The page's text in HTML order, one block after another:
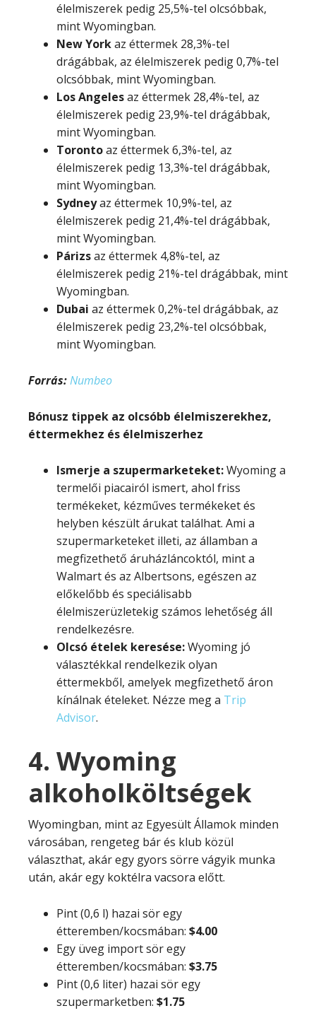
élelmiszerek pedig 25,5%-tel olcsóbbak,
mint Wyomingban.
New Yorkaz éttermek 28,3%-tel
drágábbak, az élelmiszerek pedig 0,7%-tel
olcsóbbak, mint Wyomingban.
Los Angelesaz éttermek 28,4%-tel, az
élelmiszerek pedig 23,9%-tel drágábbak,
mint Wyomingban.
Torontoaz éttermek 6,3%-tel, az
élelmiszerek pedig 13,3%-tel drágábbak,
mint Wyomingban.
Sydneyaz éttermek 10,9%-tel, az
élelmiszerek pedig 21,4%-tel drágábbak,
mint Wyomingban.
Párizsaz éttermek 4,8%-tel, az
élelmiszerek pedig 21%-tel drágábbak, mint
Wyomingban.
Dubai az éttermek 0,2%-tel drágábbak, az
élelmiszerek pedig 23,2%-tel olcsóbbak,
mint Wyomingban.
Forrás:Numbeo
Bónusz tippek az olcsóbb élelmiszerekhez,
éttermekhez és élelmiszerhez
Ismerje a szupermarketeket:Wyoming a
termelői piacairól ismert, ahol friss
termékeket, kézműves termékeket és
helyben készült árukat találhat. Ami a
szupermarketeket illeti, az államban a
megfizethető áruházláncoktól, mint a
Walmart és az Albertsons, egészen az
előkelőbb és speciálisabb
élelmiszerüzletekig számos lehetőség áll
rendelkezésre.
Olcsó ételek keresése:Wyoming jó
választékkal rendelkezik olyan
éttermekből, amelyek megfizethető áron
kínálnak ételeket. Nézze meg a Trip
Advisor.
4. Wyoming
alkoholköltségek
Wyomingban, mint az Egyesült Államok minden
városában, rengeteg bár és klub közül
választhat, akár egy gyors sörre vágyik munka
után, akár egy koktélra vacsora előtt.
Pint (0,6 l) hazai sör egy
étteremben/kocsmában: $4.00
Egy üveg import sör egy
étteremben/kocsmában: $3.75
Pint (0,6 liter) hazai sör egy
szupermarketben: $1.75